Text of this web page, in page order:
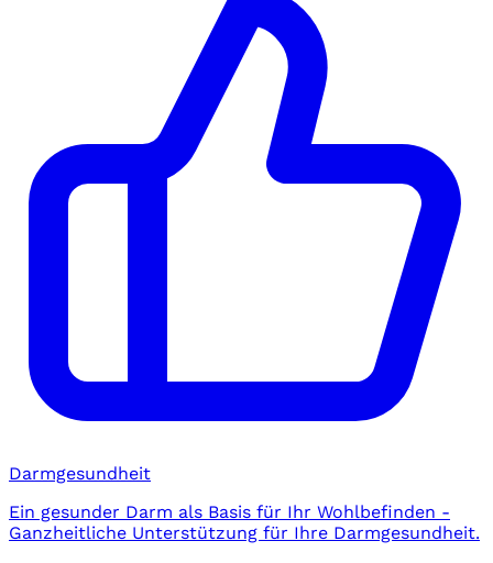
Darmgesundheit
Ein gesunder Darm als Basis für Ihr Wohlbefinden -
Ganzheitliche Unterstützung für Ihre Darmgesundheit.